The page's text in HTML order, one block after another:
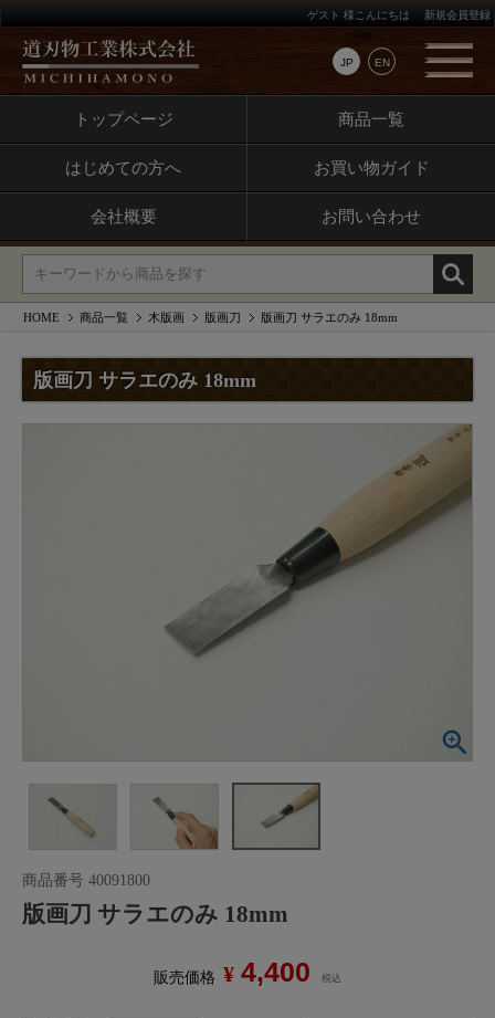
JP EN
ゲスト 様こんにちは 新規会員登録
トップページ 商品一覧
はじめての方へ お買い物ガイド
会社概要 お問い合わせ
HOME 商品一覧 木版画 版画刀 版画刀 サラエのみ 18mm
版画刀 サラエのみ 18mm
商品番号 40091800
版画刀 サラエのみ 18mm
販売価格 ¥ 4,400 税込